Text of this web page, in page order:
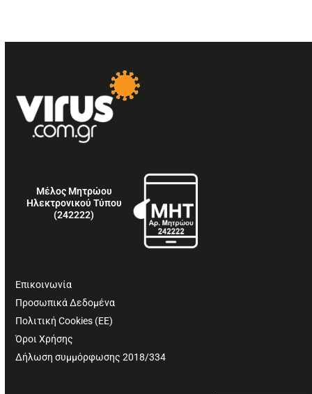
Μέλος Μητρώου
Ηλεκτρονικού Τύπου
(242222)
Επικοινωνία
Προσωπικά Δεδομένα
Πολιτική Cookies (ΕΕ)
Όροι Χρήσης
Δήλωση συμμόρφωσης 2018/334